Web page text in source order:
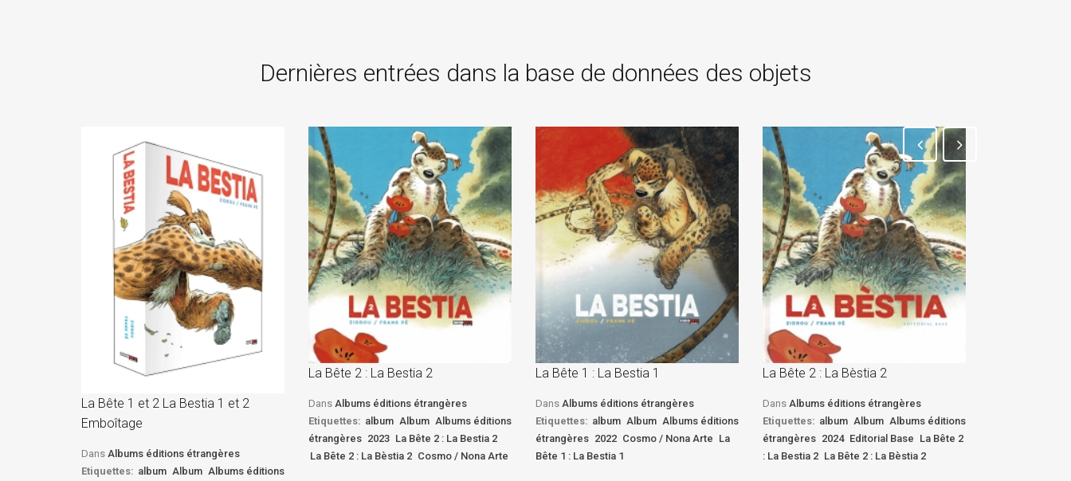
Dernières entrées dans la base de données des objets
La Bête 1 et 2 La Bestia 1 et 2
Emboîtage
Dans Albums éditions étrangères
Etiquettes: album Album Albums éditions
La Bête 2 : La Bestia 2
Dans Albums éditions étrangères
Etiquettes: album Album Albums éditions
étrangères 2023 La Bête 2 : La Bestia 2
La Bête 2 : La Bèstia 2 Cosmo / Nona Arte
La Bête 1 : La Bestia 1
Dans Albums éditions étrangères
Etiquettes: album Album Albums éditions
étrangères 2022 Cosmo / Nona Arte La
Bête 1 : La Bestia 1
La Bête 2 : La Bèstia 2
Dans Albums éditions étrangères
Etiquettes: album Album Albums éditions
étrangères 2024 Editorial Base La Bête 2
: La Bestia 2 La Bête 2 : La Bèstia 2